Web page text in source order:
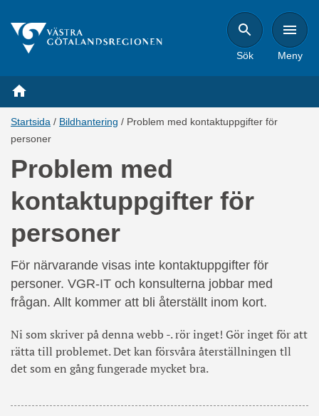
Sök Meny
Länkstig,
du
på
sidan
Problem
kontaktuppgifter
Startsida Bildhantering
Problem med kontaktuppgifter för
personer
Problem med
kontaktuppgifter för
personer
För närvarande visas inte kontaktuppgifter för
personer. VGR-IT och konsulterna jobbar med
frågan. Allt kommer att bli återställt inom kort.
Ni som skriver på denna webb -. rör inget! Gör inget för att
rätta till problemet. Det kan försvåra återställningen tll
det som en gång fungerade mycket bra.